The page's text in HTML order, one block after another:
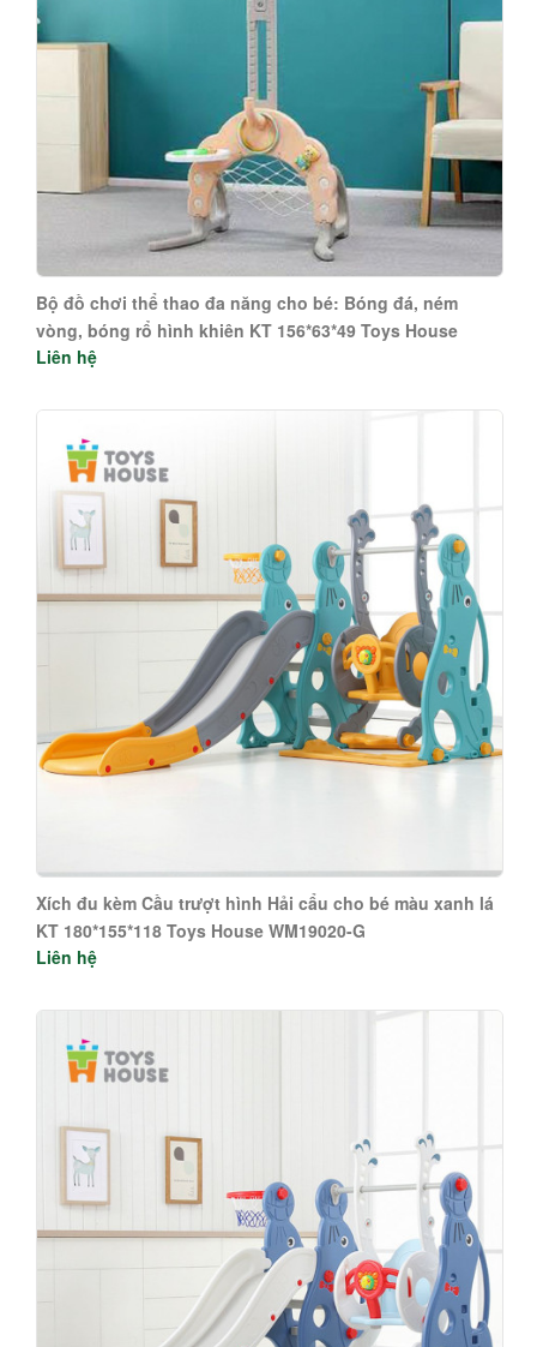
Bộ đồ chơi thể thao đa năng cho bé: Bóng đá, ném
vòng, bóng rổ hình khiên KT 156*63*49 Toys House
WM19041-O , màu cam
Liên hệ
Xích đu kèm Cầu trượt hình Hải cẩu cho bé màu xanh lá
KT 180*155*118 Toys House WM19020-G
Liên hệ